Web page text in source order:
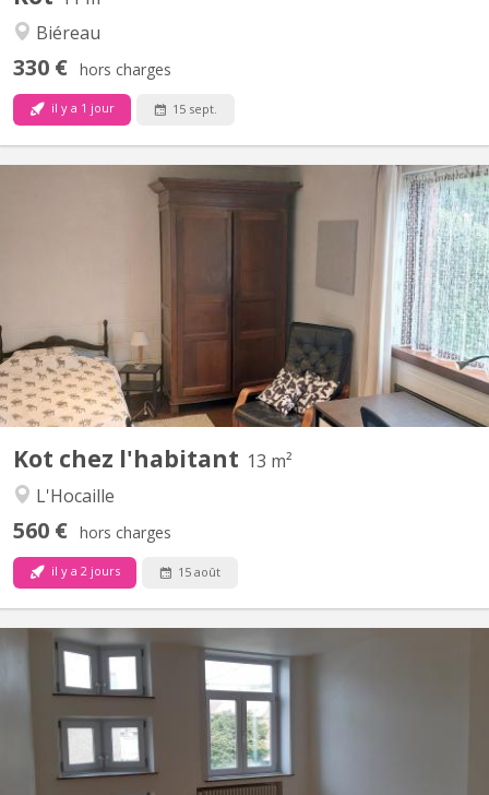
Biéreau
330 € hors charges
il y a 1 jour 15 sept.
Kot chez l'habitant 13 m²
L'Hocaille
560 € hors charges
il y a 2 jours 15 août
KV 511
Une chambre de 13 m² au rez-de-chaussée d’une maison privée
comprenant deux chambres d’étudiant. La salle de bain (douche)
et le coin cuisine sont partagés entre les deux étudiants. Dans un
quartier calme et vert à la limite entre Louvain-la-Neuve et
Ottignies (quartier du Blocry). Il reste une...
Uniquement pour étudiants : 3 chambres à louer dans grande
maison de 6 chambres, située à NIVELLES près de la Haute école
HE2B. Chaque chambre dispose d'un lavabo et la maison est
composée de 2 salles de bain et 1 salle de douche, d'une grande
cuisine et un grand living communs. La maison est...